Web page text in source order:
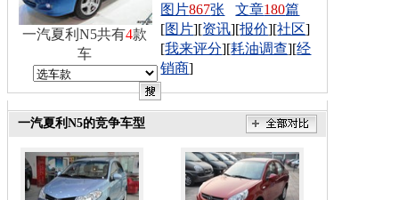
图片867张 文章180篇
[图片][资讯][报价][社区]
[我来评分][耗油调查][经
销商]
一汽夏利N5共有4款
车
一汽夏利N5的竞争车型